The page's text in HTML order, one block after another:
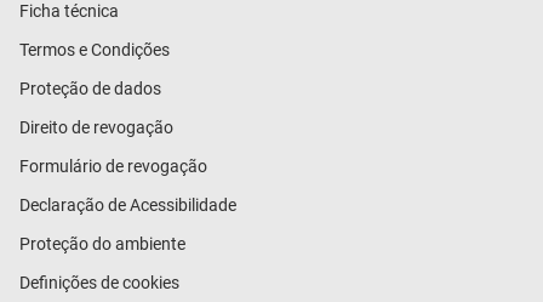
Ficha técnica
Termos e Condições
Proteção de dados
Direito de revogação
Formulário de revogação
Declaração de Acessibilidade
Proteção do ambiente
Definições de cookies